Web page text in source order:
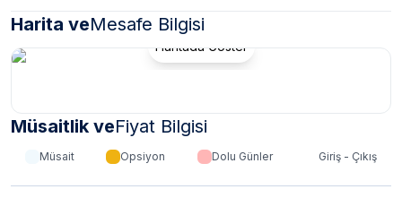
Harita veMesafe Bilgisi
Haritada Göster
Müsaitlik veFiyat Bilgisi
Müsait Opsiyon Dolu Günler Giriş - Çıkış